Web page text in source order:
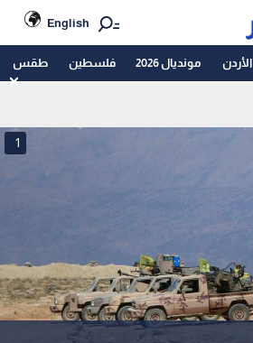
English
الأردن مونديال 2026 فلسطين طقس
1